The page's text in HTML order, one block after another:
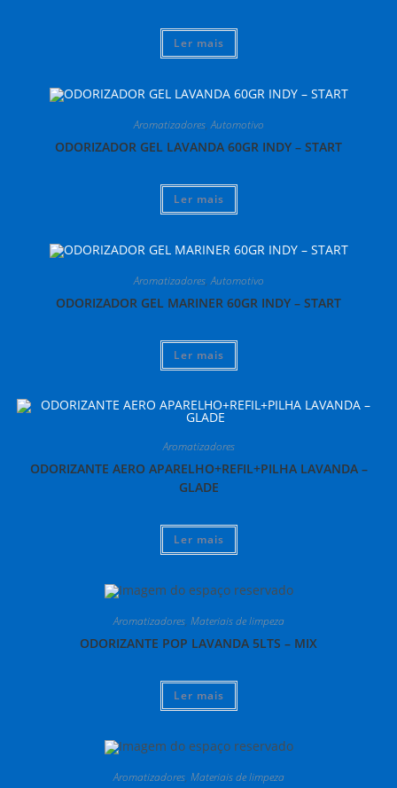
Ler mais
Aromatizadores,Automotivo
ODORIZADOR GEL LAVANDA 60GR INDY – START
Ler mais
Aromatizadores,Automotivo
ODORIZADOR GEL MARINER 60GR INDY – START
Ler mais
Aromatizadores
ODORIZANTE AERO APARELHO+REFIL+PILHA LAVANDA –
GLADE
Ler mais
Aromatizadores, Materiais de limpeza
ODORIZANTE POP LAVANDA 5LTS – MIX
Ler mais
Aromatizadores, Materiais de limpeza